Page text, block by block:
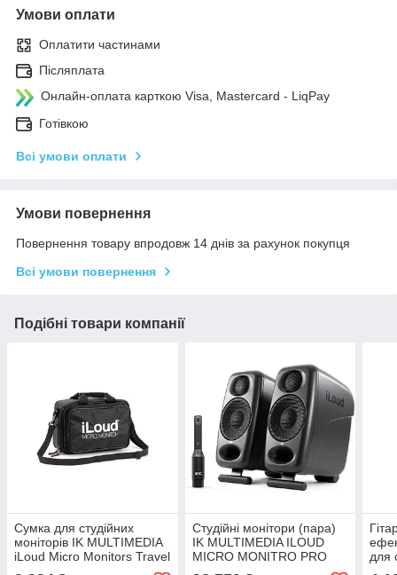
Умови оплати
Оплатити частинами
Післяплата
Онлайн-оплата карткою Visa, Mastercard - LiqPay
Готівкою
Всі умови оплати
Умови повернення
Повернення товару впродовж 14 днів за рахунок покупця
Всі умови повернення
Подібні товари компанії
Сумка для студійних
моніторів IK MULTIMEDIA
iLoud Micro Monitors Travel
Bag
Студійні монітори (пара)
IK MULTIMEDIA ILOUD
MICRO MONITRO PRO
(PAIR)
для